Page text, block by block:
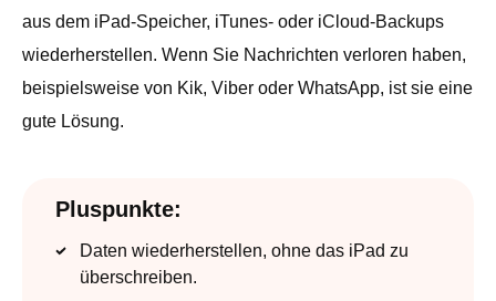
aus dem iPad-Speicher, iTunes- oder iCloud-Backups
wiederherstellen. Wenn Sie Nachrichten verloren haben,
beispielsweise von Kik, Viber oder WhatsApp, ist sie eine
gute Lösung.
Pluspunkte:
Daten wiederherstellen, ohne das iPad zu
überschreiben.